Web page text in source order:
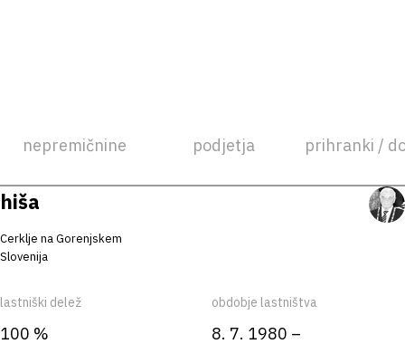
nepremičnine podjetja prihranki /
hiša
Cerklje na Gorenjskem
Slovenija
lastniški delež
100 %
obdobje lastništva
8. 7. 1980 –